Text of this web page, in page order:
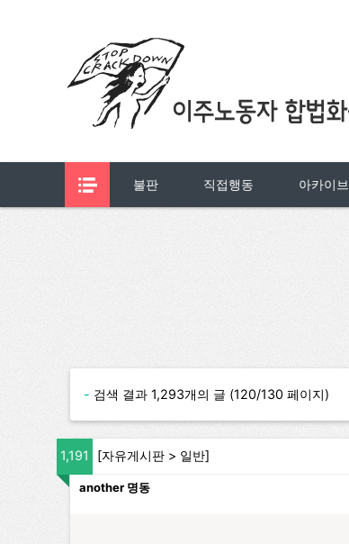
불판 직접행동 아카이브
- 검색 결과 1,293개의 글 (120/130 페이지)
1,191 [자유게시판 > 일반]
another 명동